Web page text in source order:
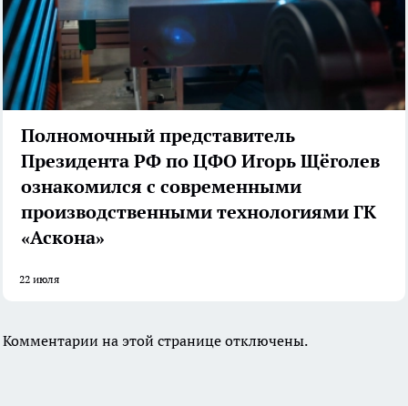
Полномочный представитель
Президента РФ по ЦФО Игорь Щёголев
ознакомился с современными
производственными технологиями ГК
«Аскона»
22 июля
Комментарии на этой странице отключены.